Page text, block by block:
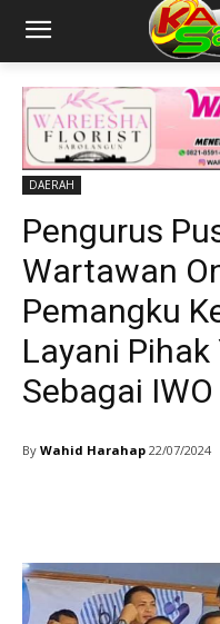
DAERAH
Pengurus
Wartawan
Pemangku
Layani
Sebagai IWO
By Wahid Harahap 22/07/2024